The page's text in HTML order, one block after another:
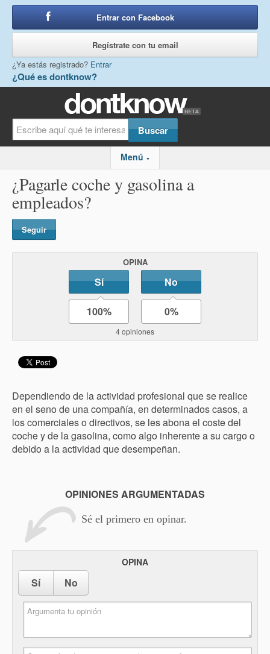
¿Qué es dontknow?
Entrar con Facebook
Regístrate con tu email
¿Ya estás registrado? Entrar
Menú ▼
¿Pagarle coche y gasolina a
empleados?
Seguir
OPINA
Sí No
100% 0%
4 opiniones
Dependiendo de la actividad profesional que se realice
en el seno de una compañía, en determinados casos, a
los comerciales o directivos, se les abona el coste del
coche y de la gasolina, como algo inherente a su cargo o
debido a la actividad que desempeñan.
OPINIONES ARGUMENTADAS
Sé el primero en opinar.
OPINA
Sí No